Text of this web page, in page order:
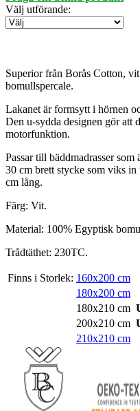
Välj utförande:
Superior från Borås Cotton,
bomullspercale.
Lakanet är formsytt i hörnen
Den u-sydda designen gör att
motorfunktion.
Passar till bäddmadrasser
30 cm brett stycke som viks in
cm lång.
Färg: Vit.
Material: 100% Egyptisk
Trådtäthet: 230TC.
Finns i Storlek: 160x200 cm
180x200 cm
180x210 cm
200x210 cm
210x210 cm